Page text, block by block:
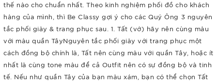
thế nào cho chuẩn nhất. Theo kinh nghiệm phối đồ cho khách
hàng của mình, thì Be Classy gợi ý cho các Quý Ông 3 nguyên
tắc phối giày & trang phục sau. 1. Tất (vớ) hãy nên cùng màu
với màu quần TâyNguyên tắc phối giày với trang phục một
cách đồng bộ chính là, Tất nên cùng màu với quần Tây, hoặc ít
nhất là cùng tone màu để cả Outfit nên có sự đồng bộ và tinh
tế. Nếu như quần Tây của bạn màu xám, bạn có thể chọn Tất